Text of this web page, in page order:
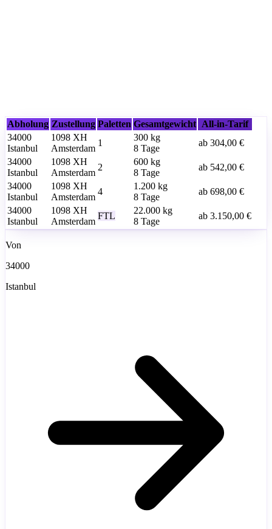
Abholung Zustellung Paletten Gesamtgewicht All-in-Tarif
34000
Istanbul
1098 XH
Amsterdam
1
300 kg
8 Tage
ab 304,00 €
34000
Istanbul
1098 XH
Amsterdam
2
600 kg
8 Tage
ab 542,00 €
34000
Istanbul
1098 XH
Amsterdam
4
1.200 kg
8 Tage
ab 698,00 €
34000
Istanbul
1098 XH
Amsterdam
FTL
22.000 kg
8 Tage
ab 3.150,00 €
Von
34000
Istanbul